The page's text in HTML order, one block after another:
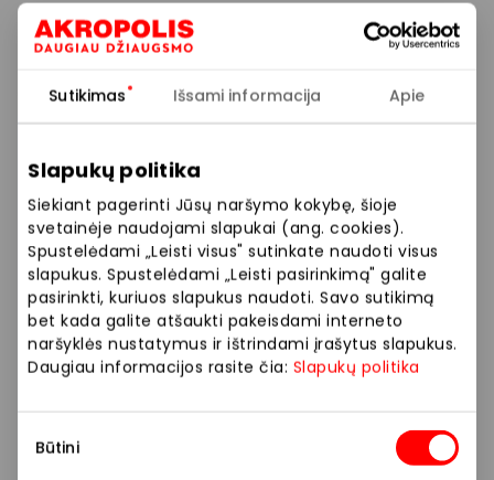
Sutikimas Išsami informacija Apie
Slapukų politika
Siekiant pagerinti Jūsų naršymo kokybę, šioje
svetainėje naudojami slapukai (ang. cookies).
Spustelėdami „Leisti visus" sutinkate naudoti visus
slapukus. Spustelėdami „Leisti pasirinkimą" galite
pasirinkti, kuriuos slapukus naudoti. Savo sutikimą
bet kada galite atšaukti pakeisdami interneto
naršyklės nustatymus ir ištrindami įrašytus slapukus.
Daugiau informacijos rasite čia: Slapukų politika
pasirinkimas
Būtini
Ir tai dar ne viskas – užsukę į Noriu Noriu Noriu
galėsite pasinerti į pramogų pasaulį. Čia jūsų lauks
aktyvaus laisvalaikio pasiūlymai ir didelis poilsio
dovanų pasirinkimas! Noriu Noriu Noriu dovanų čekiai
Mes esame tam, kad padėtume Jums pamiršti
dienos rūpesčius, stresą ir galėtumėte skirti daugiau
laiko sau. Mūsų tikslas dovanoti nepamirštamus
poilsio nuotykius, pramogas, džiaugsmą Jūsų akims ir
atsipalaidavimą kūnui. Mūsų kolektyvas padės jums
išsirinkti tinkamiausią pirkinį pagal jūsų poreikius.
Laikas įsijungti poilsį!
Siūlome platų prekių pasirinkimą: dovanos,
suvenyrai, šventinė atributika, aksesuarai.